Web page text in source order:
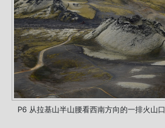
P6 从拉基山半山腰看西南方向的一排火山口